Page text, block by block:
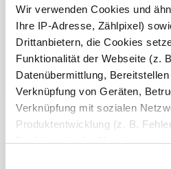
Wir verwenden Cookies und
Ihre IP-Adresse, Zählpixel)
Drittanbietern, die Cookies
Funktionalität der Webseite (z.
Datenübermittlung,
Verknüpfung von Geräten,
Verknüpfung mit sozialen
Produktentwicklung (z. B.
Funktionen), der Abrechnung
Zeichen übrig: 235 (von max. 235)
Bestell-Check (kostenlos)
Konfiguration auf Vollständigkeit und
sicher sein, dass Sie immer ein